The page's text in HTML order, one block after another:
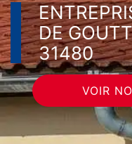
DE
31480
VOIR